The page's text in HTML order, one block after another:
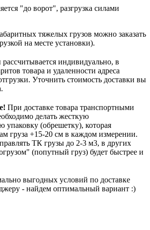
"до ворот", разгрузка силами
тяжелых грузов можно заказать
на месте установки).
индивидуально, в
товара и удаленности адреса
Уточнить стоимость доставки вы
При доставке товара транспортными
делать жесткую
упаковку (обрешетку), которая
груза +15-20 см в каждом измерении.
ТК грузы до 2-3 м3, в других
(попутный груз) будет быстрее и
выгодных условий по доставке
- найдем оптимальный вариант :)